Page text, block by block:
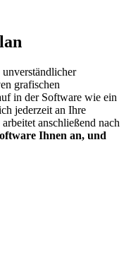
grafischen
in der Software wie ein
jederzeit an Ihre
anschließend nach
Ihnen an, und